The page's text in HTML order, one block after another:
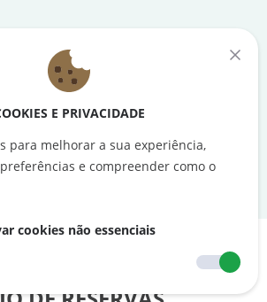
E PRIVACIDADE
para melhorar a sua experiência,
e compreender como o
cookies não essenciais